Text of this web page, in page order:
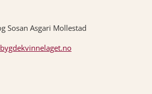
Sosan Asgari Mollestad